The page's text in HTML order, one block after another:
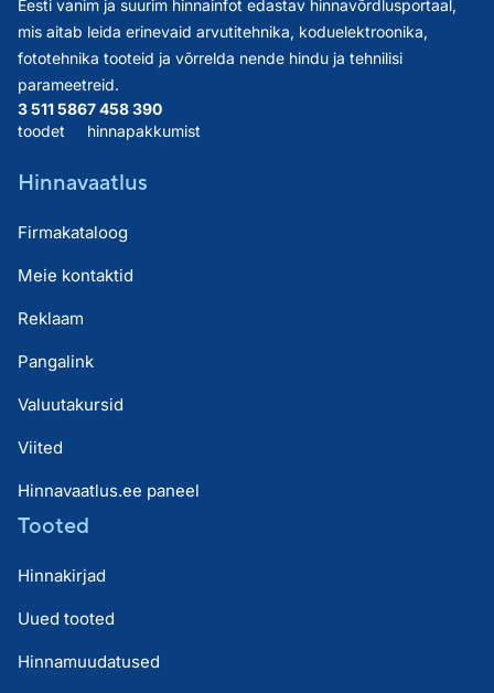
Eesti vanim ja suurim hinnainfot edastav hinnavõrdlusportaal,
mis aitab leida erinevaid arvutitehnika, koduelektroonika,
fototehnika tooteid ja võrrelda nende hindu ja tehnilisi
parameetreid.
3 511 586
toodet
7 458 390
hinnapakkumist
Hinnavaatlus
Firmakataloog
Meie kontaktid
Reklaam
Pangalink
Valuutakursid
Viited
Hinnavaatlus.ee paneel
Tooted
Hinnakirjad
Uued tooted
Hinnamuudatused